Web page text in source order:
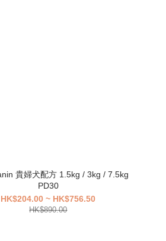
貴婦犬配方 1.5kg / 3kg / 7.5kg
PD30
HK$204.00 ~ HK$756.50
HK$890.00